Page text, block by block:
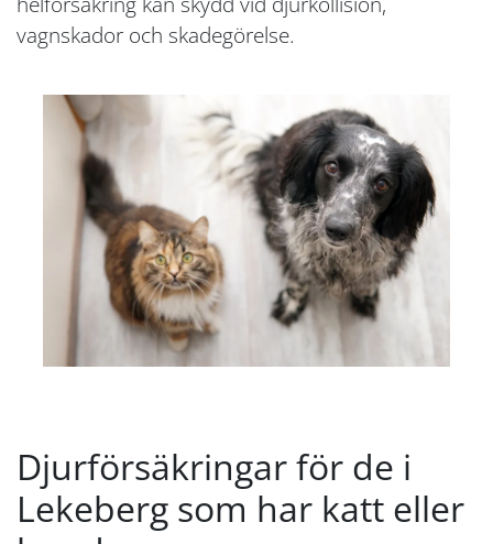
vagnskador och skadegörelse.
Djurförsäkringar för de i
Lekeberg som har katt eller